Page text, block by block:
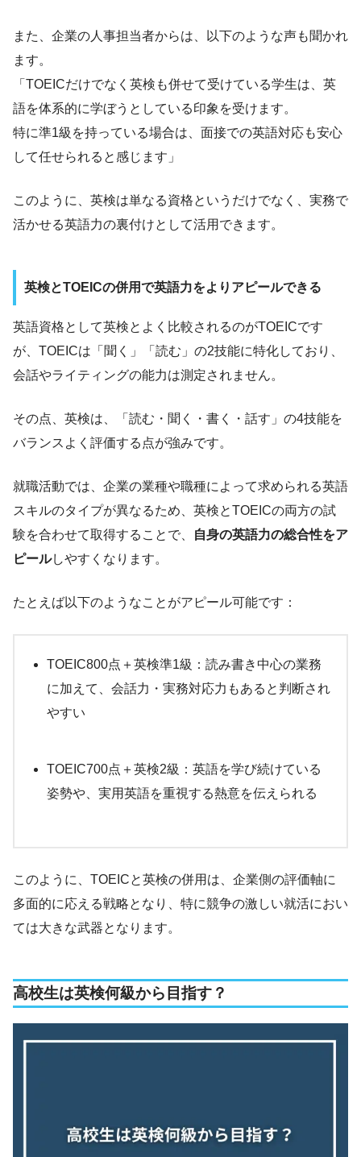
また、企業の人事担当者からは、以下のような声も聞かれ
ます。
「TOEICだけでなく英検も併せて受けている学生は、英
語を体系的に学ぼうとしている印象を受けます。
特に準1級を持っている場合は、面接での英語対応も安心
して任せられると感じます」
このように、英検は単なる資格というだけでなく、実務で
活かせる英語力の裏付けとして活用できます。
英検とTOEICの併用で英語力をよりアピールできる
英語資格として英検とよく比較されるのがTOEICです
が、TOEICは「聞く」「読む」の2技能に特化しており、
会話やライティングの能力は測定されません。
その点、英検は、「読む・聞く・書く・話す」の4技能を
バランスよく評価する点が強みです。
就職活動では、企業の業種や職種によって求められる英語
スキルのタイプが異なるため、英検とTOEICの両方の試
験を合わせて取得することで、
自身の英語力の総合性をア
ピールしやすくなります。
たとえば以下のようなことがアピール可能です：
TOEIC800点＋英検準1級：読み書き中心の業務
に加えて、会話力・実務対応力もあると判断され
やすい
TOEIC700点＋英検2級：英語を学び続けている
姿勢や、実用英語を重視する熱意を伝えられる
このように、TOEICと英検の併用は、企業側の評価軸に
多面的に応える戦略となり、特に競争の激しい就活におい
ては大きな武器となります。
高校生は英検何級から目指す？